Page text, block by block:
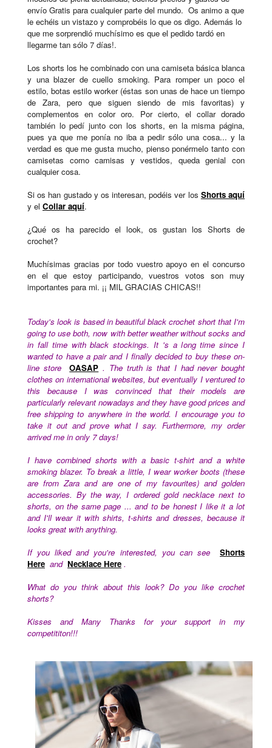
envío Gratis para cualquier parte del mundo. Os animo a que
le echéis un vistazo y comprobéis lo que os digo. Además lo
que me sorprendió muchísimo es que el pedido tardó en
llegarme tan sólo 7 días!.
Los shorts los he combinado con una camiseta básica blanca
y una blazer de cuello smoking. Para romper un poco el
estilo, botas estilo worker (éstas son unas de hace un tiempo
de Zara, pero que siguen siendo de mis favoritas) y
complementos en color oro. Por cierto, el collar dorado
también lo pedí junto con los shorts, en la misma página,
pues ya que me ponía no iba a pedir sólo una cosa... y la
verdad es que me gusta mucho, pienso ponérmelo tanto con
camisetas como camisas y vestidos, queda genial con
cualquier cosa.
Si os han gustado y os interesan, podéis ver los Shorts aquí
y el Collar aquí.
¿Qué os ha parecido el look, os gustan los Shorts de
crochet?
Muchísimas gracias por todo vuestro apoyo en el concurso
en el que estoy participando, vuestros votos son muy
importantes para mi. ¡¡ MIL GRACIAS CHICAS!!
Today's look is based in beautiful black crochet short that I'm
going to use both, now with better weather without socks and
in fall time with black stockings. It 's a long time since I
wanted to have a pair and I finally decided to buy these on-
line store
OASAP . The truth is that I had never bought
clothes on international websites, but eventually I ventured to
this because I was convinced that their models are
particularly relevant nowadays and they have good prices and
free shipping to anywhere in the world. I encourage you to
take it out and prove what I say. Furthermore, my order
arrived me in only 7 days!
I have combined shorts with a basic t-shirt and a white
smoking blazer. To break a little, I wear worker boots (these
are from Zara and are one of my favourites) and golden
accessories. By the way, I ordered gold necklace next to
shorts, on the same page ... and to be honest I like it a lot
and I'll wear it with shirts, t-shirts and dresses, because it
looks great with anything.
If you liked and you're interested, you can see
Shorts
Here and Necklace Here .
What do you think about this look? Do you like crochet
shorts?
Kisses and Many Thanks for your support in my
competititon!!!